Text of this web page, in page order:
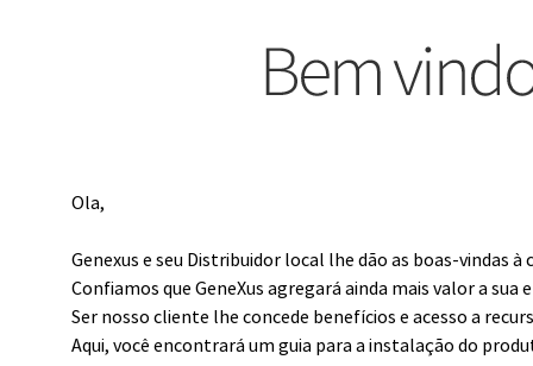
Ola,
Genexus e seu Distribuidor local lhe dão as boas-vindas à
Confiamos que GeneXus agregará ainda mais valor a
Ser nosso cliente lhe concede benefícios e acesso a
Aqui, você encontrará um guia para a instalação do